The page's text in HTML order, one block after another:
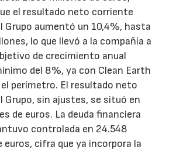
el resultado neto corriente
Grupo aumentó un 10,4%, hasta
lo que llevó a la compañía a
de crecimiento anual
del 8%, ya con Clean Earth
perímetro. El resultado neto
Grupo, sin ajustes, se situó en
de euros. La deuda financiera
controlada en 24.548
euros, cifra que ya incorpora la